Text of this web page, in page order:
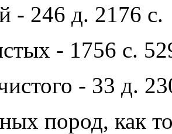
- 246 д. 2176 с.
- 1756 с.
- 33 д.
пород, как